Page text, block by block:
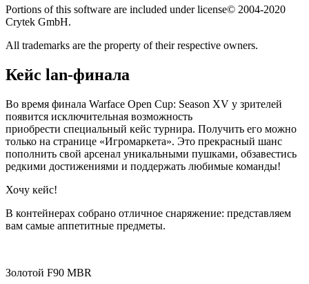
Portions of this software are included under license© 2004-2020
Crytek GmbH.
All trademarks are the property of their respective owners.
Кейс lan-финала
Во время финала Warface Open Cup: Season XV у зрителей
появится исключительная возможность
приобрести специальный кейс турнира. Получить его можно
только на странице «Игромаркета». Это прекрасный шанс
пополнить свой арсенал уникальными пушками, обзавестись
редкими достижениями и поддержать любимые команды!
Хочу кейс!
В контейнерах собрано отличное снаряжение: представляем
вам самые аппетитные предметы.
Золотой F90 MBR